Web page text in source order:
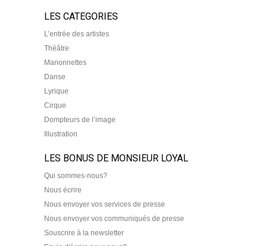
LES CATEGORIES
L’entrée des artistes
Théâtre
Marionnettes
Danse
Lyrique
Cirque
Dompteurs de l’image
Illustration
LES BONUS DE MONSIEUR LOYAL
Qui sommes-nous?
Nous écrire
Nous envoyer vos services de presse
Nous envoyer vos communiqués de presse
Souscrire à la newsletter